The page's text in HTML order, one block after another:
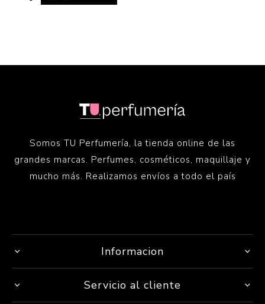
Somos TU Perfumería, la tienda online de las
grandes marcas. Perfumes, cosméticos, maquillaje y
mucho más. Realizamos envíos a todo el país
Informacion
Servicio al cliente